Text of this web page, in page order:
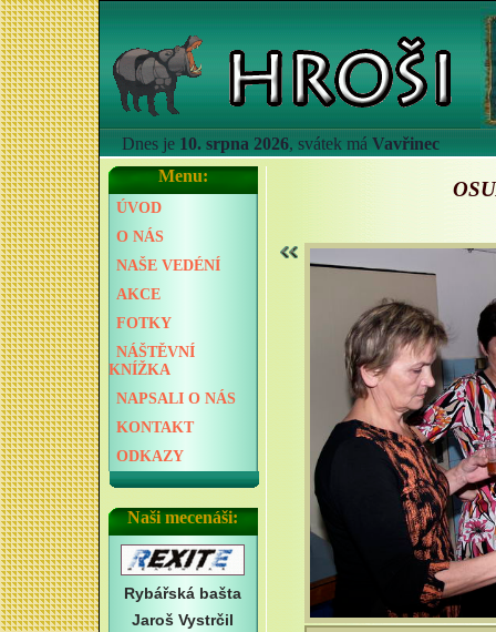
Dnes je 10. srpna 2026, svátek má Vavřinec
Menu:
ÚVOD
O NÁS
NAŠE VEDÉNÍ
AKCE
FOTKY
NÁŠTĚVNÍ
KNÍŽKA
NAPSALI O NÁS
KONTAKT
ODKAZY
Naši mecenáši:
Rybářská bašta
Jaroš Vystrčil